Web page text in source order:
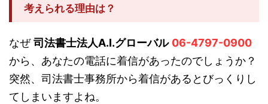
考えられる理由は？
なぜ司法書士法人A.I.グローバル 06-4797-0900
から、あなたの電話に着信があったのでしょうか？
突然、司法書士事務所から着信があるとびっくりし
てしまいますよね。